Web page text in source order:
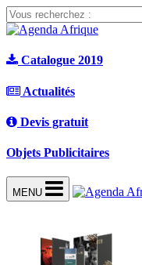
Catalogue 2019
Actualités
Devis gratuit
Objets Publicitaires
MENU